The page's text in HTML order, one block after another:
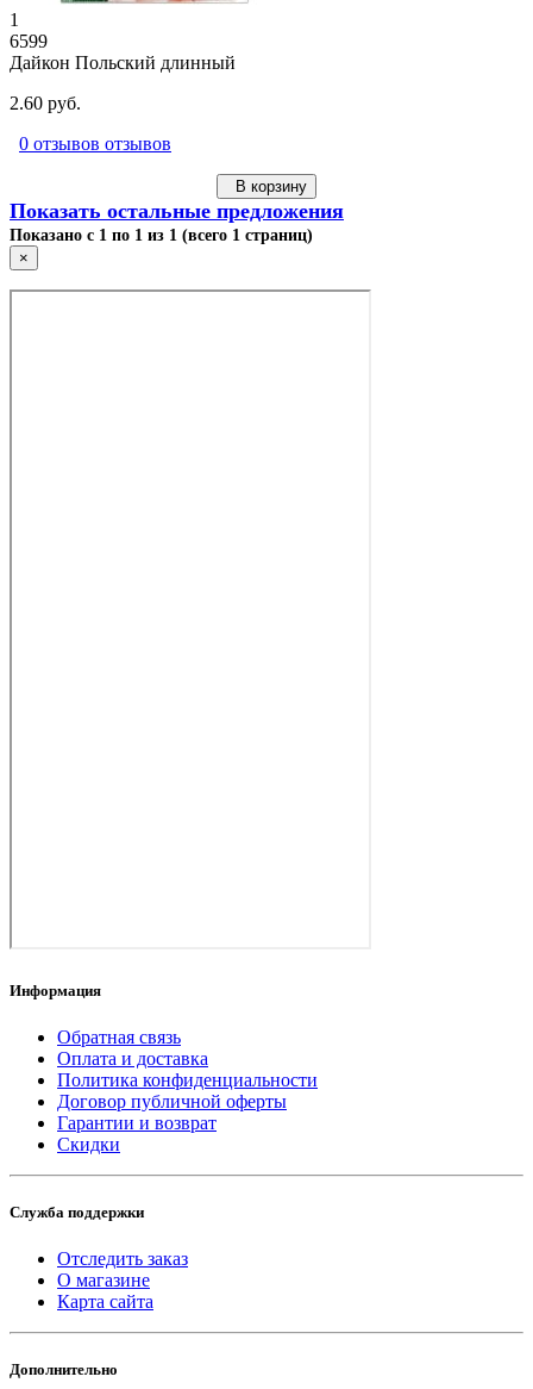
1
6599
Дайкон Польский длинный
2.60 руб.
0 отзывов отзывов
В корзину
Показать остальные предложения
Показано с 1 по 1 из 1 (всего 1 страниц)
×
Информация
Обратная связь
Оплата и доставка
Политика конфиденциальности
Договор публичной оферты
Гарантии и возврат
Скидки
Служба поддержки
Отследить заказ
О магазине
Карта сайта
Дополнительно